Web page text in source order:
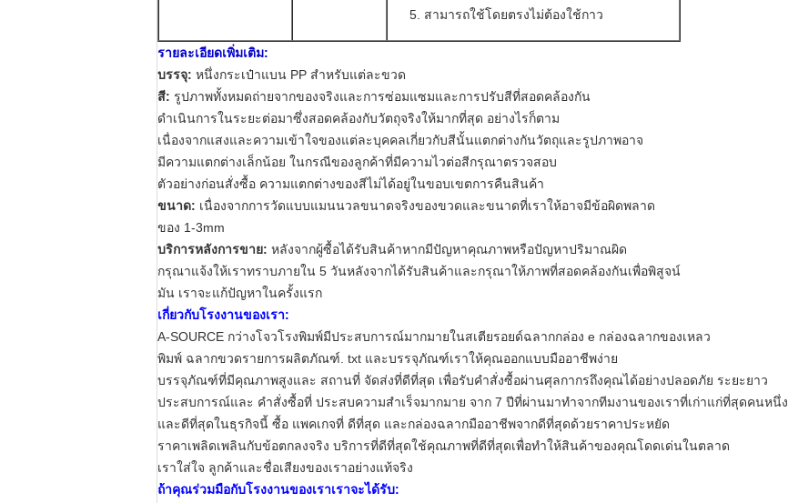
สามารถใช้โดยตรงไม่ต้องใช้กาว
รายละเอียดเพิ่มเติม:
บรรจุ: หนึ่งกระเป๋าแบน PP สำหรับแต่ละขวด
สี: รูปภาพทั้งหมดถ่ายจากของจริงและการซ่อมแซมและการปรับสีที่สอดคล้องกัน
ดำเนินการในระยะต่อมาซึ่งสอดคล้องกับวัตถุจริงให้มากที่สุด อย่างไรก็ตาม
เนื่องจากแสงและความเข้าใจของแต่ละบุคคลเกี่ยวกับสีนั้นแตกต่างกันวัตถุและรูปภาพอาจ
มีความแตกต่างเล็กน้อย ในกรณีของลูกค้าที่มีความไวต่อสีกรุณาตรวจสอบ
ตัวอย่างก่อนสั่งซื้อ ความแตกต่างของสีไม่ได้อยู่ในขอบเขตการคืนสินค้า
ขนาด: เนื่องจากการวัดแบบแมนนวลขนาดจริงของขวดและขนาดที่เราให้อาจมีข้อผิดพลาด
ของ 1-3mm
บริการหลังการขาย: หลังจากผู้ซื้อได้รับสินค้าหากมีปัญหาคุณภาพหรือปัญหาปริมาณผิด
กรุณาแจ้งให้เราทราบภายใน 5 วันหลังจากได้รับสินค้าและกรุณาให้ภาพที่สอดคล้องกันเพื่อพิสูจน์
มัน เราจะแก้ปัญหาในครั้งแรก
เกี่ยวกับโรงงานของเรา:
A-SOURCE กว่างโจวโรงพิมพ์มีประสบการณ์มากมายในสเตียรอยด์ฉลากกล่อง e กล่องฉลากของเหลว
พิมพ์ ฉลากขวดรายการผลิตภัณฑ์. txt และบรรจุภัณฑ์เราให้คุณออกแบบมืออาชีพง่าย
บรรจุภัณฑ์ที่มีคุณภาพสูงและ สถานที่ จัดส่งที่ดีที่สุด เพื่อรับคำสั่งซื้อผ่านศุลกากรถึงคุณได้อย่างปลอดภัย ระยะยาว
ประสบการณ์และ คำสั่งซื้อที่ ประสบความสำเร็จมากมาย จาก 7 ปีที่ผ่านมาทำจากทีมงานของเราที่เก่าแก่ที่สุดคนหนึ่ง
และดีที่สุดในธุรกิจนี้ ซื้อ แพคเกจที่ ดีที่สุด และกล่องฉลากมืออาชีพจากดีที่สุดด้วยราคาประหยัด
ราคาเพลิดเพลินกับข้อตกลงจริง บริการที่ดีที่สุดใช้คุณภาพที่ดีที่สุดเพื่อทำให้สินค้าของคุณโดดเด่นในตลาด
เราใส่ใจ ลูกค้าและชื่อเสียงของเราอย่างแท้จริง
ถ้าคุณร่วมมือกับโรงงานของเราเราจะได้รับ: